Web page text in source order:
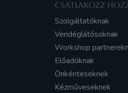
CSATLAKOZZ
Szolgáltatóknak
Vendéglátósoknak
Workshop
Előadóknak
Önkénteseknek
Kézműveseknek